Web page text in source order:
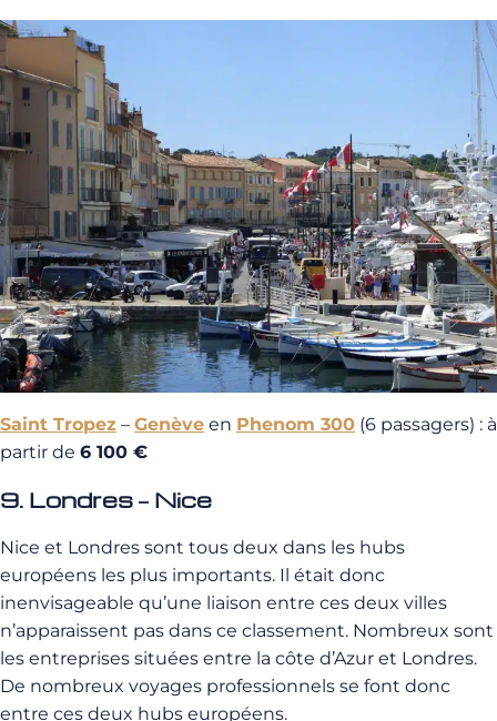
Saint Tropez – Genève en Phenom 300 (6 passagers) : à
partir de 6 100 €
9. Londres – Nice
Nice et Londres sont tous deux dans les hubs
européens les plus importants. Il était donc
inenvisageable qu’une liaison entre ces deux villes
n’apparaissent pas dans ce classement. Nombreux sont
les entreprises situées entre la côte d’Azur et Londres.
De nombreux voyages professionnels se font donc
entre ces deux hubs européens.